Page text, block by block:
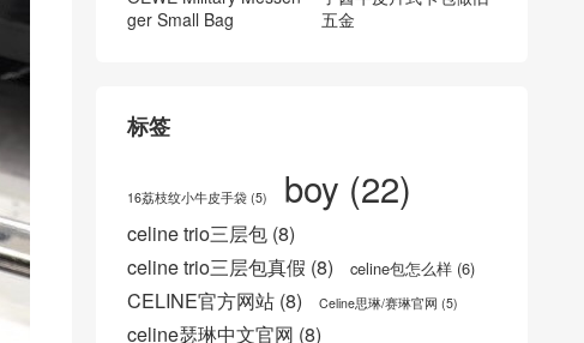
ger Small Bag
标签
16荔枝纹小牛皮手袋(5) boy (22)
celine trio三层包(8)